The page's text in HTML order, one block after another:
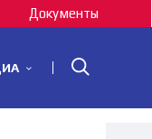
Документы